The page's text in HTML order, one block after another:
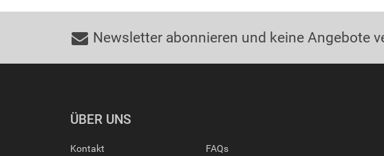
Newsletter abonnieren und keine Angebote
ÜBER UNS
Kontakt
FAQs